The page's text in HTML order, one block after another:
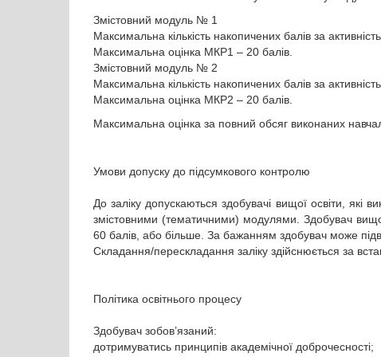
Змістовний модуль № 1
Максимальна кількість накопичених балів за
Максимальна оцінка МКР1 – 20 балів.
Змістовний модуль № 2
Максимальна кількість накопичених балів за
Максимальна оцінка МКР2 – 20 балів.
Максимальна оцінка за повний обсяг виконаних
Умови допуску до підсумкового контролю
До заліку допускаються здобувачі вищої освіти, які
змістовними (тематичними) модулями. Здобувач
60 балів, або більше. За бажанням здобувач може
Складання/перескладання заліку здійснюється за
Політика освітнього процесу
Здобувач зобов’язаний:
дотримуватись принципів академічної доброчесності;